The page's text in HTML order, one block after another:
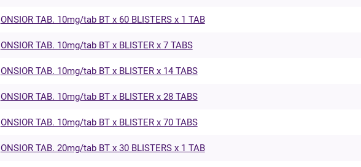
ONSIOR TAB. 10mg/tab BT x 60 BLISTERS x 1 TAB
ONSIOR TAB. 10mg/tab BT x BLISTER x 7 TABS
ONSIOR TAB. 10mg/tab BT x BLISTER x 14 TABS
ONSIOR TAB. 10mg/tab BT x BLISTER x 28 TABS
ONSIOR TAB. 10mg/tab BT x BLISTER x 70 TABS
ONSIOR TAB. 20mg/tab BT x 30 BLISTERS x 1 TAB